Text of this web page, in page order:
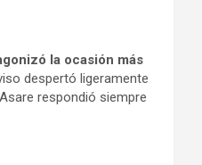
la ocasión más
despertó ligeramente
respondió siempre